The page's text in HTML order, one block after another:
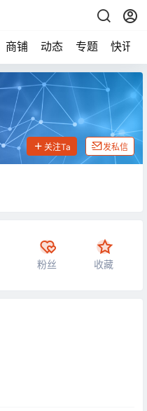
商铺 动态 专题 快讯
关注Ta 发私信
粉丝 收藏